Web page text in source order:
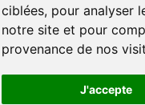
ciblées, pour analyser
notre site et pour
provenance de nos
J'accepte
500 -1050 Ixelles,